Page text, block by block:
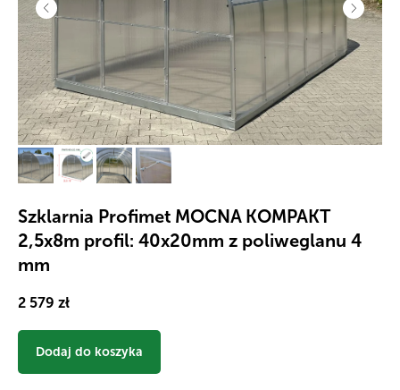
Szklarnia Profimet MOCNA KOMPAKT
2,5х8m profil: 40x20mm z poliweglanu 4
mm
2 579 zł
Dodaj do koszyka